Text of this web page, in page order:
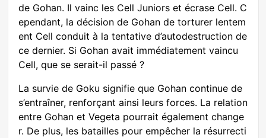
de Gohan. Il vainc les Cell Juniors et écrase Cell. C
ependant, la décision de Gohan de torturer lentem
ent Cell conduit à la tentative d’autodestruction de
ce dernier. Si Gohan avait immédiatement vaincu
Cell, que se serait-il passé ?
La survie de Goku signifie que Gohan continue de
s’entraîner, renforçant ainsi leurs forces. La relation
entre Gohan et Vegeta pourrait également change
r. De plus, les batailles pour empêcher la résurrecti